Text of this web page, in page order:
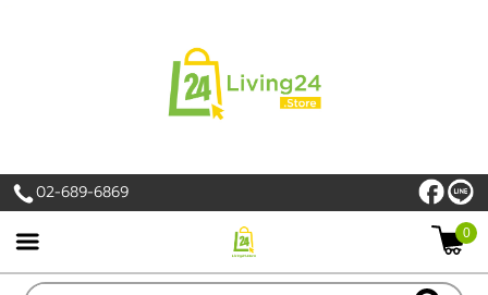
สมัครสมาชิก
สินค้าที่สนใจ( 0 )
PROMOTION
02-689-6869
0